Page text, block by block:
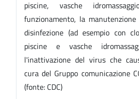
piscine, vasche
funzionamento, la
disinfezione (ad esempio con
piscine e vasche
l'inattivazione del virus che
cura del Gruppo comunicazione
(fonte: CDC)